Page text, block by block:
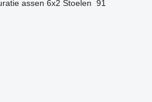
assen 6x2 Stoelen 91